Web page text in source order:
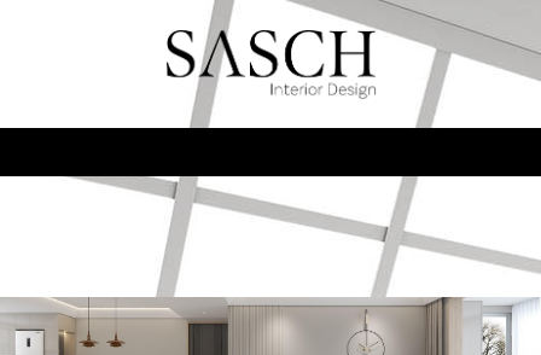
SASCH Interior Design